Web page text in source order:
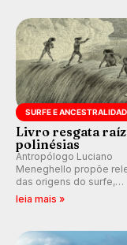
km/h em Itanhaém.
SURFE E
Livro resgata
polinésias
Antropólogo Luciano
Meneghello propõe
das origens do surfe,
resgatando a cultura
prática em esporte e
leia mais »